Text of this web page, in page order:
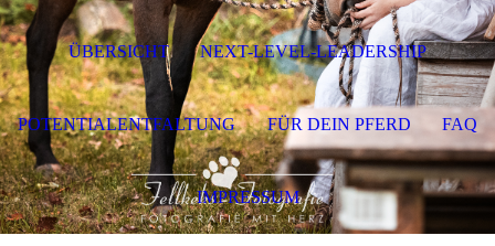
ÜBERSICHT NEXT-LEVEL-LEADERSHIP
POTENTIALENTFALTUNG FÜR DEIN PFERD FAQ
IMPRESSUM